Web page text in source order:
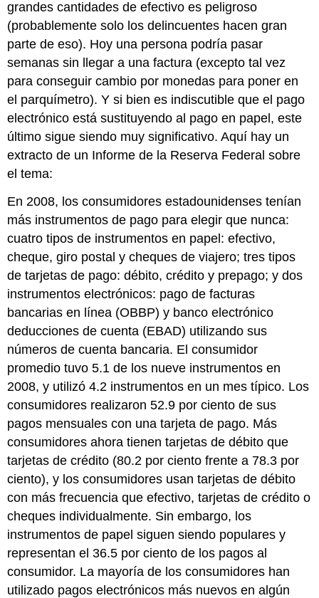
de
entre
Clientes
de
Bancos
Movimiento
Físico
de
Cheques
Sistema
Check
21
Act
Justificación
de
la
“Ley
de
Compensación
de
Cheques
para
el
Siglo
XXI”
Idea
básica
del
Acta
de
Cheque
21
Artículo
4:
Aspectos
de
grandes cantidades de efectivo es peligroso
(probablemente solo los delincuentes hacen gran
parte de eso). Hoy una persona podría pasar
semanas sin llegar a una factura (excepto tal vez
para conseguir cambio por monedas para poner en
el parquímetro). Y si bien es indiscutible que el pago
electrónico está sustituyendo al pago en papel, este
último sigue siendo muy significativo. Aquí hay un
extracto de un Informe de la Reserva Federal sobre
el tema:
En 2008, los consumidores estadounidenses tenían
más instrumentos de pago para elegir que nunca:
cuatro tipos de instrumentos en papel: efectivo,
cheque, giro postal y cheques de viajero; tres tipos
de tarjetas de pago: débito, crédito y prepago; y dos
instrumentos electrónicos: pago de facturas
bancarias en línea (OBBP) y banco electrónico
deducciones de cuenta (EBAD) utilizando sus
números de cuenta bancaria. El consumidor
promedio tuvo 5.1 de los nueve instrumentos en
2008, y utilizó 4.2 instrumentos en un mes típico. Los
consumidores realizaron 52.9 por ciento de sus
pagos mensuales con una tarjeta de pago. Más
consumidores ahora tienen tarjetas de débito que
tarjetas de crédito (80.2 por ciento frente a 78.3 por
ciento), y los consumidores usan tarjetas de débito
con más frecuencia que efectivo, tarjetas de crédito o
cheques individualmente. Sin embargo, los
instrumentos de papel siguen siendo populares y
representan el 36.5 por ciento de los pagos al
consumidor. La mayoría de los consumidores han
utilizado pagos electrónicos más nuevos en algún